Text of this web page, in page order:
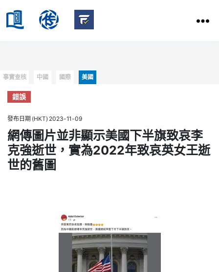
HKBU
of
Communication
Categories
事實查核 中國 國際 美國
錯誤
發布日期 (HKT) 2023-11-09
網傳圖片並非顯示美國下半旗致哀李
克強逝世，實為2022年致哀英女王逝
世的舊圖